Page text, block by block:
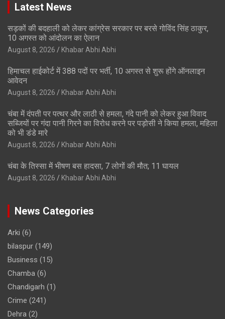
Latest News
सड़कों की बदहाली को लेकर कांग्रेस सरकार पर बरसे गोविंद सिंह ठाकुर,
10 अगस्त को आंदोलन का ऐलान
August 8, 2026 Khabar Abhi Abhi
हिमाचल हाईकोर्ट में 388 पदों पर भर्ती, 10 अगस्त से शुरू होंगे ऑनलाइन
आवेदन
August 8, 2026 Khabar Abhi Abhi
चंबा में दंपती पर पत्थर और लाठी से हमला, गंदे पानी को लेकर हुआ विवाद
सब्जियों पर गंदा पानी गिरने का विरोध करने पर पड़ोसी ने किया हमला, महिला
को भी डंडे मारे
August 8, 2026 Khabar Abhi Abhi
चंबा के तिस्सा में भीषण बस हादसा, 7 लोगों की मौत; 11 घायल
August 8, 2026 Khabar Abhi Abhi
News Categories
Arki (6)
bilaspur (149)
Business (15)
Chamba (6)
Chandigarh (1)
Crime (241)
Dehra (2)